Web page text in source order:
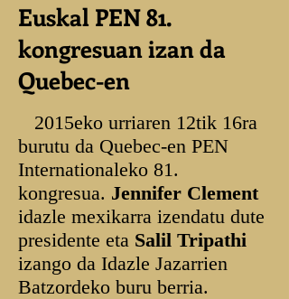
Euskal PEN 81.
kongresuan izan da
Quebec-en
2015eko urriaren 12tik 16ra
burutu da Quebec-en PEN
Internationaleko 81.
kongresua. Jennifer Clement
idazle mexikarra izendatu dute
presidente eta Salil Tripathi
izango da Idazle Jazarrien
Batzordeko buru berria.